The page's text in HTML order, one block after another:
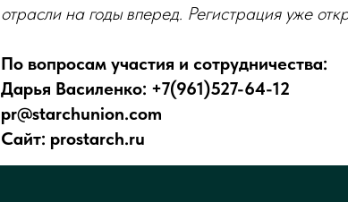
отрасли на годы вперед. Регистрация уже
По вопросам участия и сотрудничества:
Дарья Василенко: +7(961)527-64-12
pr@starchunion.com
Сайт: prostarch.ru
Стать экспонентом